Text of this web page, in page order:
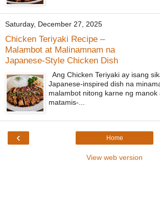
Saturday, December 27, 2025
Chicken Teriyaki Recipe –
Malambot at Malinamnam na
Japanese-Style Chicken Dish
Ang Chicken Teriyaki ay isang
Japanese-inspired dish na
malambot nitong karne ng manok
matamis-...
‹ Home
View web version